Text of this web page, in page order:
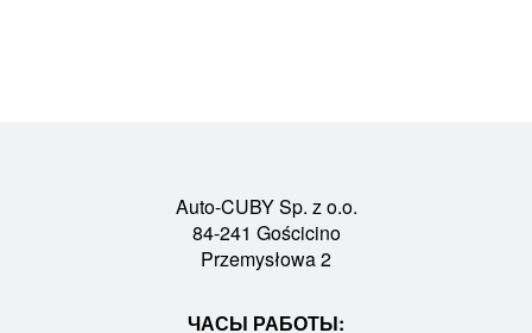
Auto-CUBY Sp. z o.o.
84-241 Gościcino
Przemysłowa 2
ЧАСЫ РАБОТЫ: